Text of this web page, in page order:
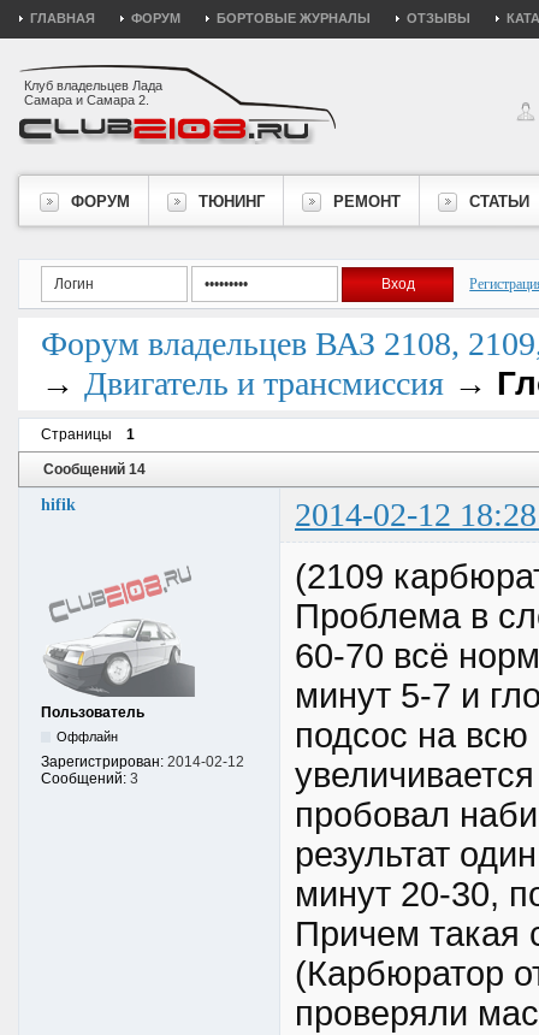
ГЛАВНАЯ ФОРУМ БОРТОВЫЕ ЖУРНАЛЫ ОТЗЫВЫ
Клуб владельцев Лада
Самара и Самара 2.
ФОРУМ ТЮНИНГ РЕМОНТ СТАТЬИ
Форум владельцев ВАЗ 2108,
→ Двигатель и трансмиссия →
Страницы 1
Сообщений 14
hifik 2014-02-12
Пользователь
Оффлайн
Зарегистрирован: 2014-02-12
Сообщений: 3
(2109
Проблема в
60-70 всё
минут 5-7 и
подсос на всю
пробовал
результат
минут 20-30,
Причем такая
(Карбюратор
проверяли